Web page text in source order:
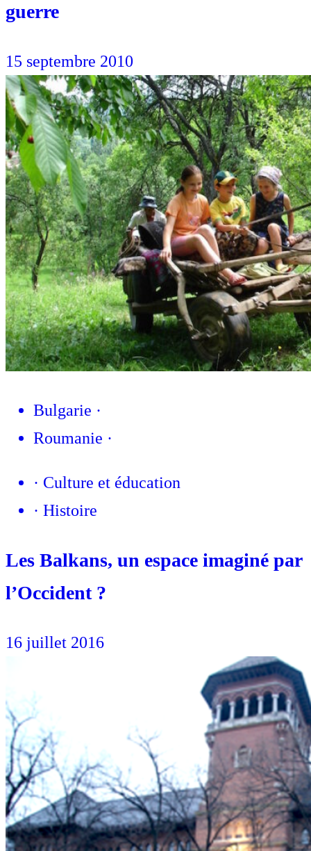
guerre
15 septembre 2010
Bulgarie ·
Roumanie ·
· Culture et éducation
· Histoire
Les Balkans, un espace imaginé par
l’Occident ?
16 juillet 2016